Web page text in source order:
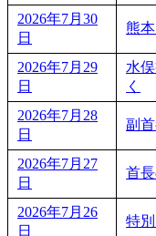
2026年7月30
日
熊
2026年7月29
日
水
く
2026年7月28
日
副
2026年7月27
日
首
2026年7月26
日
特